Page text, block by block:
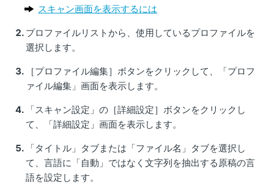
スキャン画面を表示するには
プロファイルリストから、使用しているプロファイルを
選択します。
［プロファイル編集］ボタンをクリックして、「プロフ
ァイル編集」画面を表示します。
「スキャン設定」の［詳細設定］ボタンをクリックし
て、「詳細設定」画面を表示します。
「タイトル」タブまたは「ファイル名」タブを選択し
て、言語に「自動」ではなく文字列を抽出する原稿の言
語を設定します。